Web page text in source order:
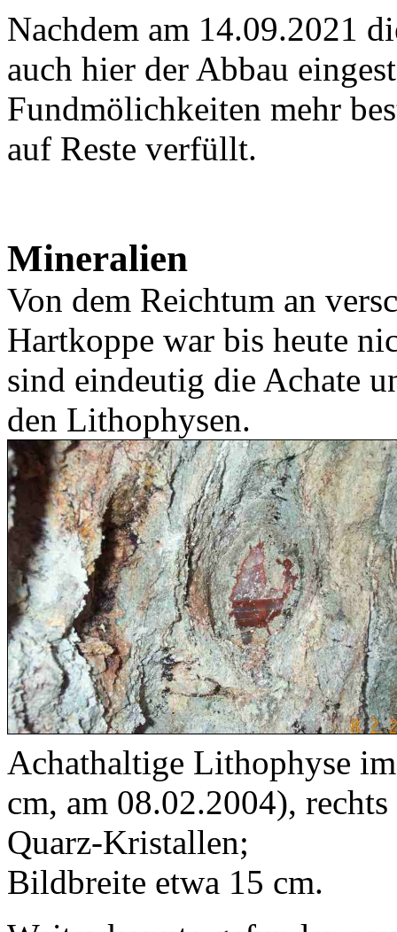
Nachdem am 14.09.2021
auch hier der Abbau
Fundmölichkeiten mehr
auf Reste verfüllt.
Mineralien
Von dem Reichtum an
Hartkoppe war bis heute
sind eindeutig die Achate
den Lithophysen.
Achathaltige Lithophyse
cm, am 08.02.2004),
Quarz-Kristallen;
Bildbreite etwa 15 cm.